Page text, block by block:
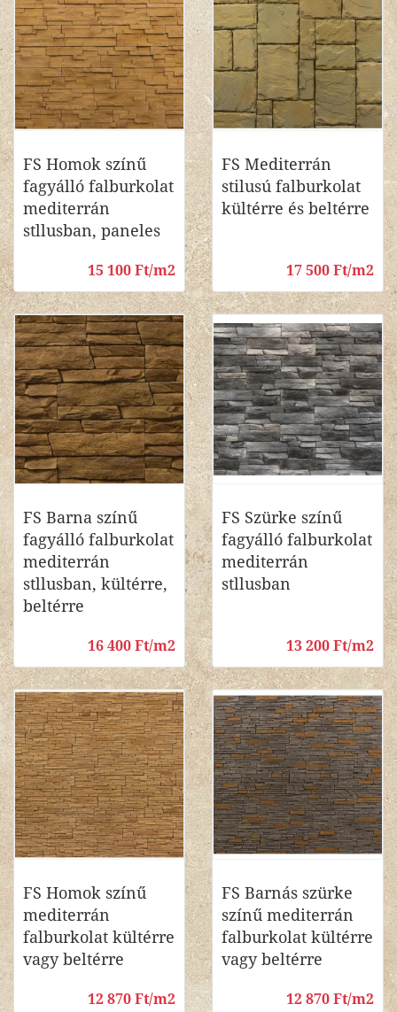
FS Homok színű
fagyálló falburkolat
mediterrán
stllusban, paneles
15 100 Ft/m2
FS Mediterrán
stilusú falburkolat
kültérre és beltérre
17 500 Ft/m2
FS Barna színű
fagyálló falburkolat
mediterrán
stllusban, kültérre,
beltérre
16 400 Ft/m2
FS Szürke színű
fagyálló falburkolat
mediterrán
stllusban
13 200 Ft/m2
FS Homok színű
mediterrán
falburkolat kültérre
vagy beltérre
12 870 Ft/m2
FS Barnás szürke
színű mediterrán
falburkolat kültérre
vagy beltérre
12 870 Ft/m2